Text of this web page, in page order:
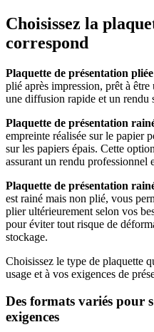
Choisissez la
correspond
Plaquette de présentation pliée
plié après impression, prêt à
une diffusion rapide et un rendu
Plaquette de présentation
empreinte réalisée sur le papier
sur les papiers épais. Cette
assurant un rendu professionnel
Plaquette de présentation
est rainé mais non plié, vous
plier ultérieurement selon vos
pour éviter tout risque de
stockage.
Choisissez le type de plaquette
usage et à vos exigences de
Des formats variés pour
exigences